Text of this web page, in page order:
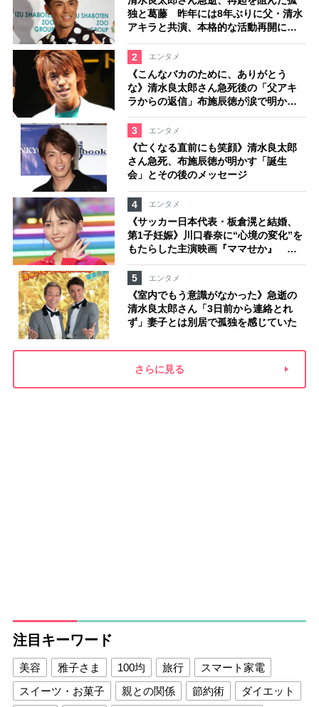
独と葛藤 昨年には8年ぶりに父・清水
アキラと共演、本格的な活動再開に向
「不安定なところ」
2 エンタメ
《こんなバカのために、ありがとう
な》清水良太郎さん急死後の「父アキ
ラからの返信」布施辰徳が涙で明かす
「順番が違う」
3
エンタメ
《亡くなる直前にも笑顔》清水良太郎
さん急死、布施辰徳が明かす「誕生
会」とその後のメッセージ
4 エンタメ
《サッカー日本代表・板倉滉と結婚、
第1子妊娠》川口春奈に“心境の変化”を
もたらした主演映画『ママせか』 身
を削って「がんに蝕まれる母」を演じ
た壮絶な撮影現場
5 エンタメ
《室内でもう意識がなかった》急逝の
清水良太郎さん「3日前から連絡とれ
ず」妻子とは別居で孤独を感じていた
さらに見る
注目キーワード
美容 雅子さま 100均 旅行
スマート家電
スイーツ・お菓子
親との関係 節約術
ダイエット